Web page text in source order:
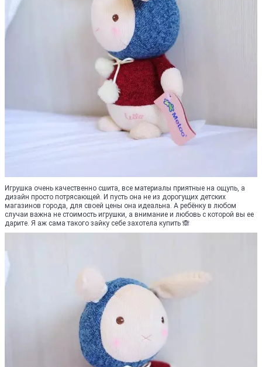
Игрушка очень качественно сшита, все материалы приятные на ощупь, а
дизайн просто потрясающей. И пусть она не из дорогущих детских
магазинов города, для своей цены она идеальна. А ребёнку в любом
случаи важна не стоимость игрушки, а внимание и любовь с которой вы ее
дарите. Я аж сама такого зайку себе захотела купить 🙈